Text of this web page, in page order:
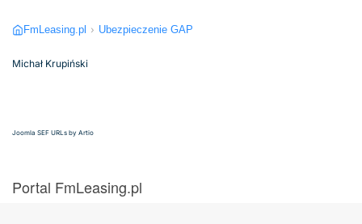
FmLeasing.pl › Ubezpieczenie GAP
Michał Krupiński
Joomla SEF URLs by Artio
Portal FmLeasing.pl